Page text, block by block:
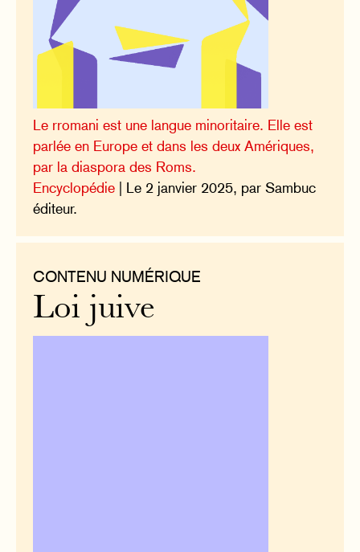
Le rromani est une langue minoritaire. Elle est
parlée en Europe et dans les deux Amériques,
par la diaspora des Roms.
Encyclopédie | Le 2 janvier 2025, par Sambuc
éditeur.
CONTENU NUMÉRIQUE
Loi juive